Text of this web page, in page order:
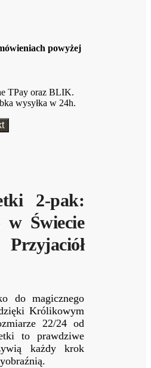
powyżej
TPay oraz BLIK.
wysyłka w 24h.
2-pak:
w Świecie
do magicznego
Królikowym
22/24 od
to prawdziwe
każdy krok